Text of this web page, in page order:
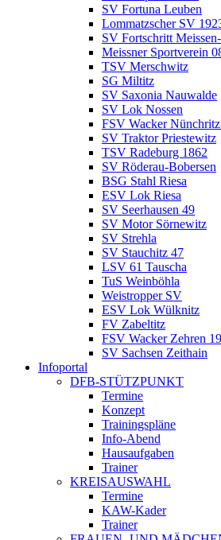
SV Fortuna Leuben
Lommatzscher SV
SV Fortschritt
Meissner Sportverein
TSV Merschwitz
SG Miltitz
SV Saxonia Nauwalde
SV Lok Nossen
FSV Wacker
SV Traktor Priestewitz
TSV Radeburg 1862
SV Röderau-Bobersen
BSG Stahl Riesa
ESV Lok Riesa
SV Seerhausen 49
SV Motor Sörnewitz
SV Strehla
SV Stauchitz 47
LSV 61 Tauscha
TuS Weinböhla
Weistropper SV
ESV Lok Wülknitz
FV Zabeltitz
FSV Wacker Zehren
SV Sachsen Zeithain
Infoportal
DFB-STÜTZPUNKT
Termine
Konzept
Trainingspläne
Info-Abend
Hausaufgaben
Trainer
KREISAUSWAHL
Termine
KAW-Kader
Trainer